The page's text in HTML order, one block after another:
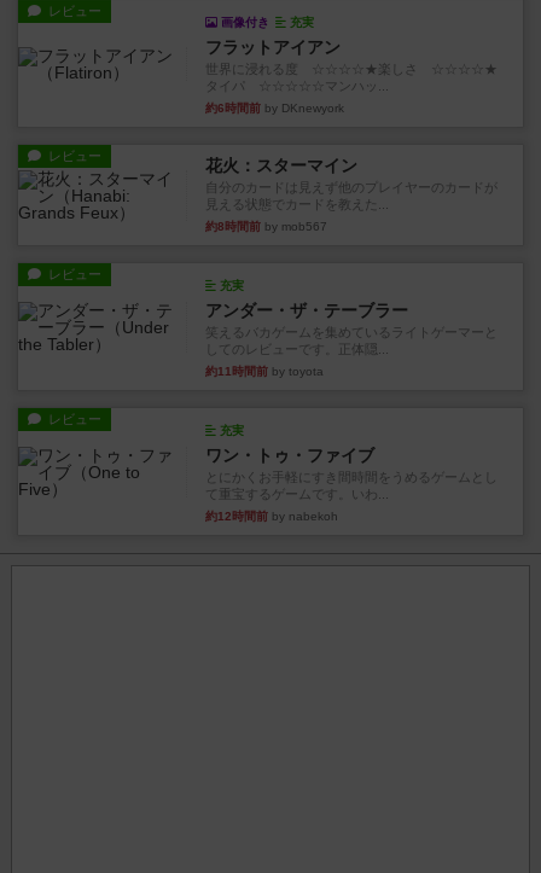
レビュー
画像付き 充実
フラットアイアン
世界に浸れる度 ☆☆☆☆★楽しさ ☆☆☆☆★
タイパ ☆☆☆☆☆マンハッ...
約6時間前 by DKnewyork
レビュー 花火：スターマイン
自分のカードは見えず他のプレイヤーのカードが
見える状態でカードを教えた...
約8時間前 by mob567
レビュー
充実
アンダー・ザ・テーブラー
笑えるバカゲームを集めているライトゲーマーと
してのレビューです。正体隠...
約11時間前 by toyota
レビュー
充実
ワン・トゥ・ファイブ
とにかくお手軽にすき間時間をうめるゲームとし
て重宝するゲームです。いわ...
約12時間前 by nabekoh